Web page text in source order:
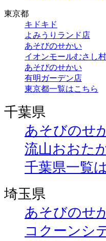
東京都
キドキド
よみうりランド店
あそびのせかい
イオンモールむさし
あそびのせかい
有明ガーデン店
東京都一覧はこちら
千葉県
あそびのせ
流山おおた
千葉県一覧
埼玉県
あそびのせ
コクーンシ